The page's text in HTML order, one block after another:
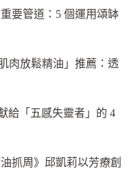
要管道：5 個運用頌缽
肉放鬆精油」推薦：透
給「五感失靈者」的 4
抓周》邱凱莉以芳療創